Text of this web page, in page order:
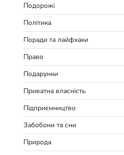
Подорожі
Політика
Поради та лайфхаки
Право
Подарунки
Приватна власність
Підприємництво
Забобони та сни
Природа